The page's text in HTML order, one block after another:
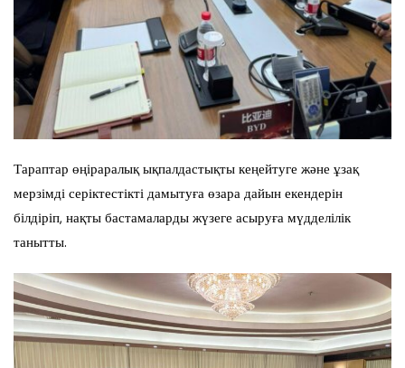
Тараптар өңіраралық ықпалдастықты кеңейтуге және ұзақ
мерзімді серіктестікті дамытуға өзара дайын екендерін
білдіріп, нақты бастамаларды жүзеге асыруға мүдделілік
танытты.